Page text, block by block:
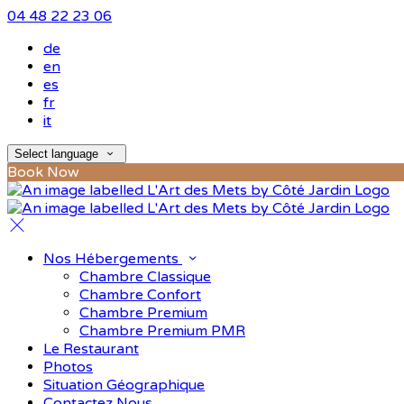
04 48 22 23 06
de
en
es
fr
it
Select language
Book Now
Nos Hébergements
Chambre Classique
Chambre Confort
Chambre Premium
Chambre Premium PMR
Le Restaurant
Photos
Situation Géographique